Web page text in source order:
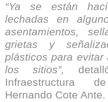
“Ya se están
lechadas en
asentamientos,
grietas y
plásticos para
los sitios”,
Infraestructura
Hernando Cote Ante.